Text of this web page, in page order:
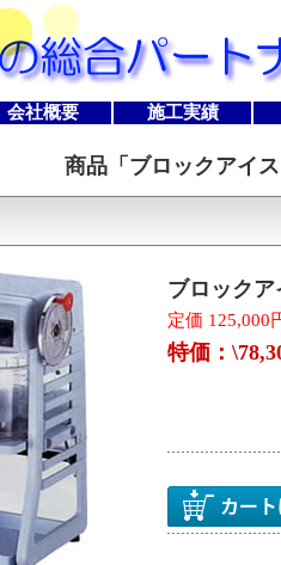
会社概要 施工実績
商品「 ブロックアイ
ブロック
定価 125,000
特価：